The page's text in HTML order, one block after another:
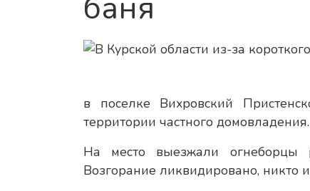
баня
в поселке Вихровский
территории частного
На место выезжали огнеборцы
Возгорание ликвидировано, никто